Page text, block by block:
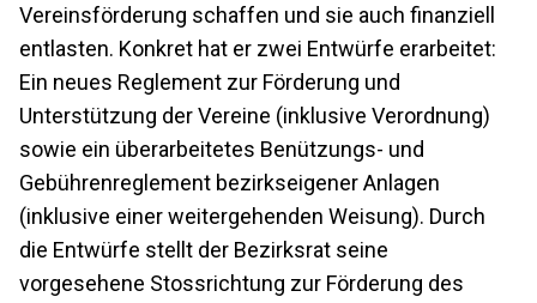
Vereinsförderung schaffen und sie auch finanziell
entlasten. Konkret hat er zwei Entwürfe erarbeitet:
Ein neues Reglement zur Förderung und
Unterstützung der Vereine (inklusive Verordnung)
sowie ein überarbeitetes Benützungs- und
Gebührenreglement bezirkseigener Anlagen
(inklusive einer weitergehenden Weisung). Durch
die Entwürfe stellt der Bezirksrat seine
vorgesehene Stossrichtung zur Förderung des